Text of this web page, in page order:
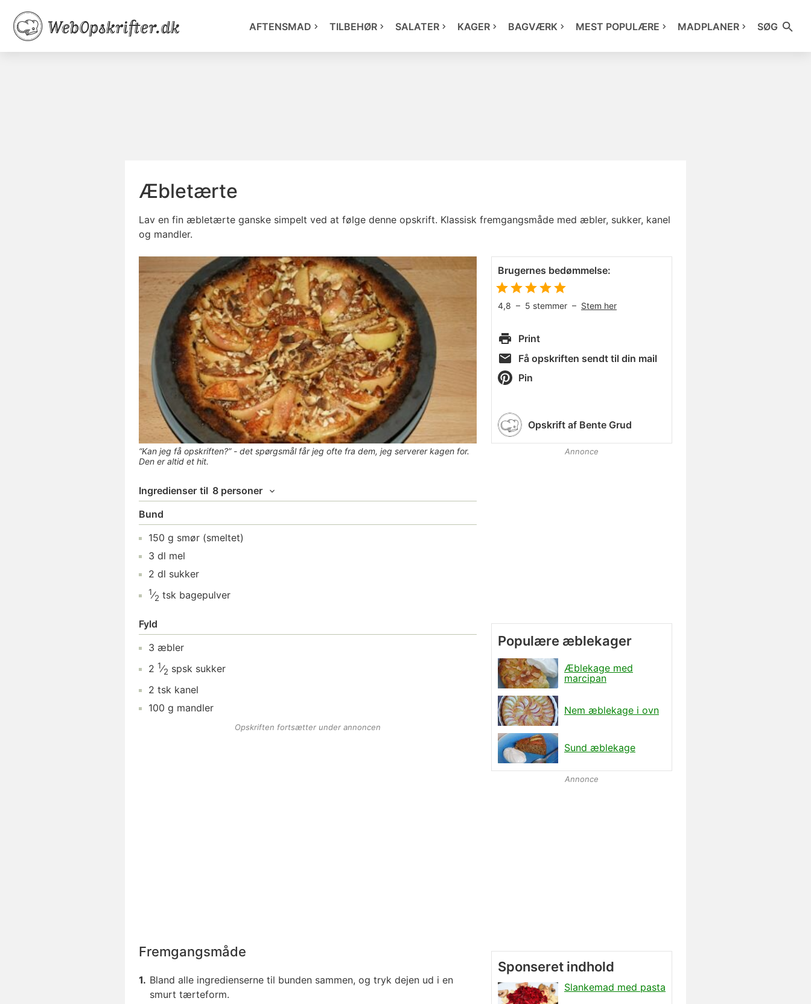
AFTENSMAD TILBEHØR SALATER KAGER BAGVÆRK MEST POPULÆRE MADPLANER SØG
Æbletærte
Lav en fin æbletærte ganske simpelt ved at følge denne opskrift. Klassisk fremgangsmåde med æbler, sukker, kanel
og mandler.
“Kan jeg få opskriften?” - det spørgsmål får jeg ofte fra dem, jeg serverer kagen for.
Den er altid et hit.
Ingredienser til 8 personer
Bund
150 g smør (smeltet)
3 dl mel
2 dl sukker
1⁄2 tsk bagepulver
Fyld
3 æbler
2 1⁄2 spsk sukker
2 tsk kanel
100 g mandler
Opskriften fortsætter under annoncen
Fremgangsmåde
Bland alle ingredienserne til bunden sammen, og tryk dejen ud i en
smurt tærteform.
Brugernes bedømmelse:
4,8 – 5 stemmer – Stem her
Print
Få opskriften sendt til din mail
Pin
Opskrift af Bente Grud
Annonce
Populære æblekager
Æblekage med
marcipan
Nem æblekage i ovn
Sund æblekage
Annonce